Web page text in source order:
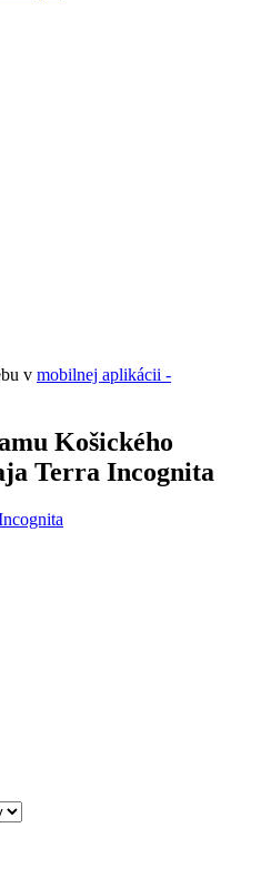
v mobilnej aplikácii -
Košického
Terra Incognita